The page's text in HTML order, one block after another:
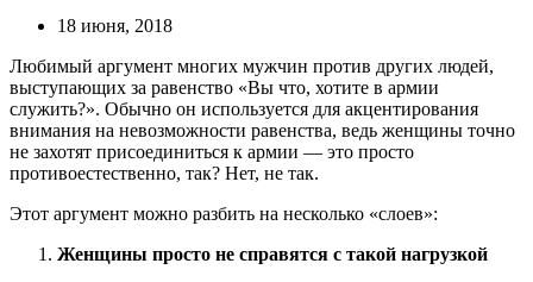
18 июня, 2018
Любимый аргумент многих мужчин против других людей,
выступающих за равенство «Вы что, хотите в армии
служить?». Обычно он используется для акцентирования
внимания на невозможности равенства, ведь женщины точно
не захотят присоединиться к армии — это просто
противоестественно, так? Нет, не так.
Этот аргумент можно разбить на несколько «слоев»:
Женщины просто не справятся с такой нагрузкой